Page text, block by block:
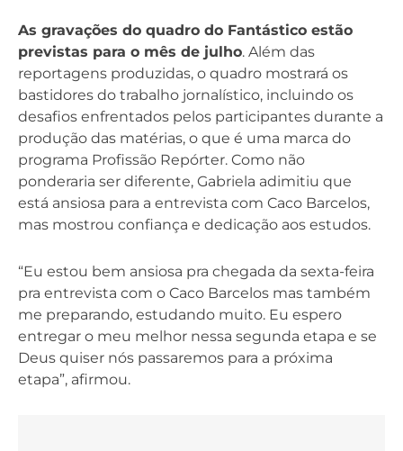
As gravações do quadro do Fantástico estão
previstas para o mês de julho. Além das
reportagens produzidas, o quadro mostrará os
bastidores do trabalho jornalístico, incluindo os
desafios enfrentados pelos participantes durante a
produção das matérias, o que é uma marca do
programa Profissão Repórter. Como não
ponderaria ser diferente, Gabriela adimitiu que
está ansiosa para a entrevista com Caco Barcelos,
mas mostrou confiança e dedicação aos estudos.
“Eu estou bem ansiosa pra chegada da sexta-feira
pra entrevista com o Caco Barcelos mas também
me preparando, estudando muito. Eu espero
entregar o meu melhor nessa segunda etapa e se
Deus quiser nós passaremos para a próxima
etapa”, afirmou.